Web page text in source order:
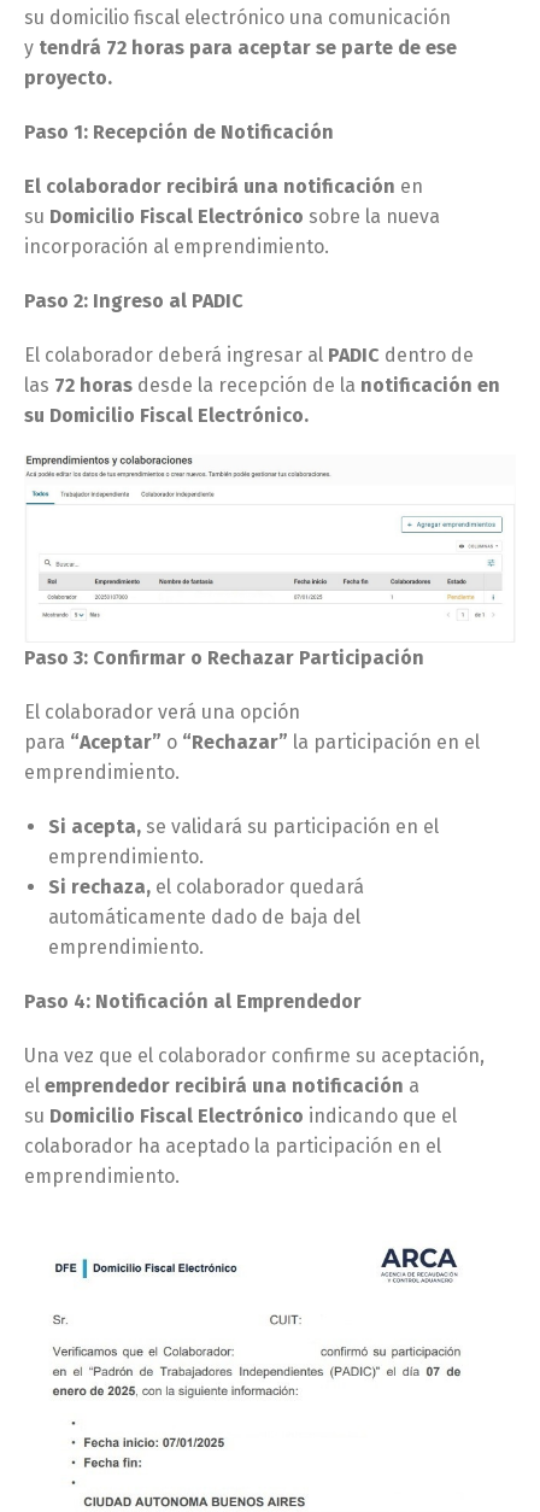
su domicilio fiscal electrónico una comunicación
y tendrá 72 horas para aceptar se parte de ese
proyecto.
Paso 1: Recepción de Notificación
El colaborador recibirá una notificación en
su Domicilio Fiscal Electrónico sobre la nueva
incorporación al emprendimiento.
Paso 2: Ingreso al PADIC
El colaborador deberá ingresar al PADIC dentro de
las 72 horas desde la recepción de la notificación en
su Domicilio Fiscal Electrónico.
Paso 3: Confirmar o Rechazar Participación
El colaborador verá una opción
para “Aceptar” o “Rechazar” la participación en el
emprendimiento.
Si acepta, se validará su participación en el
emprendimiento.
Si rechaza, el colaborador quedará
automáticamente dado de baja del
emprendimiento.
Paso 4: Notificación al Emprendedor
Una vez que el colaborador confirme su aceptación,
el emprendedor recibirá una notificación a
su Domicilio Fiscal Electrónico indicando que el
colaborador ha aceptado la participación en el
emprendimiento.